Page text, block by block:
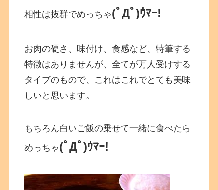
相性は抜群でめっちゃ(ﾟДﾟ)ｳﾏｰ!
お肉の硬さ、味付け、食感など、特筆する
特徴はありませんが、全てが万人受けする
タイプのもので、これはこれでとても美味
しいと思います。
もちろん白いご飯の乗せて一緒に食べたら
めっちゃ(ﾟДﾟ)ｳﾏｰ!